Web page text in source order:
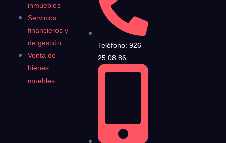
inmuebles
Servicios
financieros y
de gestión
Venta de
bienes
muebles
Teléfono: 926
25 08 86